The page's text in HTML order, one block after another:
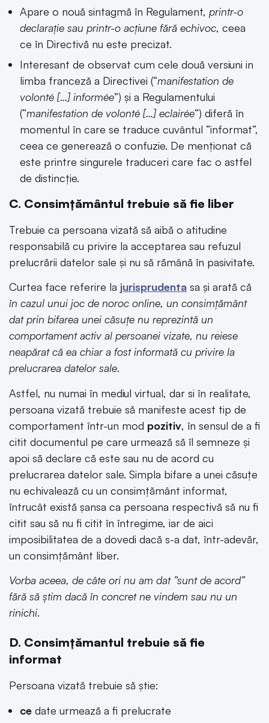
Apare o nouă sintagmă în Regulament, printr-o
declarație sau printr-o acțiune fără echivoc, ceea
ce în Directivă nu este precizat.
Interesant de observat cum cele două versiuni in
limba franceză a Directivei (“manifestation de
volonté […] informée”) și a Regulamentului
(“manifestation de volonté […] eclairée“) diferă în
momentul în care se traduce cuvântul “informat”,
ceea ce generează o confuzie. De menționat că
este printre singurele traduceri care fac o astfel
de distincție.
C. Consimțământul trebuie să fie liber
Trebuie ca persoana vizată să aibă o atitudine
responsabilă cu privire la acceptarea sau refuzul
prelucrării datelor sale și nu să rămână în pasivitate.
Curtea face referire la jurisprudenta sa și arată că
în cazul unui joc de noroc online, un consimțământ
dat prin bifarea unei căsuțe nu reprezintă un
comportament activ al persoanei vizate, nu reiese
neapărat că ea chiar a fost informată cu privire la
prelucrarea datelor sale.
Astfel, nu numai în mediul virtual, dar si în realitate,
persoana vizată trebuie să manifeste acest tip de
comportament într-un mod pozitiv, în sensul de a fi
citit documentul pe care urmează să îl semneze și
apoi să declare că este sau nu de acord cu
prelucrarea datelor sale. Simpla bifare a unei căsuțe
nu echivalează cu un consimțământ informat,
întrucât există șansa ca persoana respectivă să nu fi
citit sau să nu fi citit în întregime, iar de aici
imposibilitatea de a dovedi dacă s-a dat, într-adevăr,
un consimțământ liber.
Vorba aceea, de câte ori nu am dat ”sunt de acord”
fără să știm dacă în concret ne vindem sau nu un
rinichi.
D. Consimțămantul trebuie să fie
informat
Persoana vizată trebuie să știe:
ce date urmează a fi prelucrate